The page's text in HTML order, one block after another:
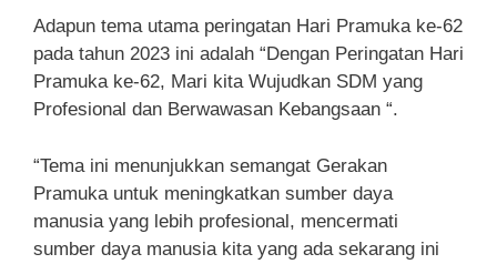
Adapun tema utama peringatan Hari Pramuka ke-62
pada tahun 2023 ini adalah “Dengan Peringatan Hari
Pramuka ke-62, Mari kita Wujudkan SDM yang
Profesional dan Berwawasan Kebangsaan “.
“Tema ini menunjukkan semangat Gerakan
Pramuka untuk meningkatkan sumber daya
manusia yang lebih profesional, mencermati
sumber daya manusia kita yang ada sekarang ini